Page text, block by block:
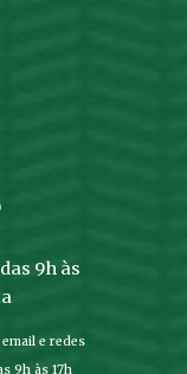
9h às
e redes
9h às 17h